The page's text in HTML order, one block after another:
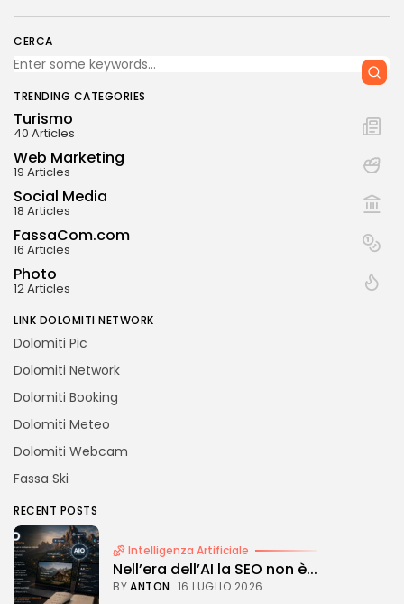
CERCA
TRENDING CATEGORIES
Turismo
40 Articles
Web Marketing
19 Articles
Social Media
18 Articles
FassaCom.com
16 Articles
Photo
12 Articles
LINK DOLOMITI NETWORK
Dolomiti Pic
Dolomiti Network
Dolomiti Booking
Dolomiti Meteo
Dolomiti Webcam
Fassa Ski
RECENT POSTS
Intelligenza Artificiale
Nell’era dell’AI la SEO non è...
BYANTON 16 LUGLIO 2026